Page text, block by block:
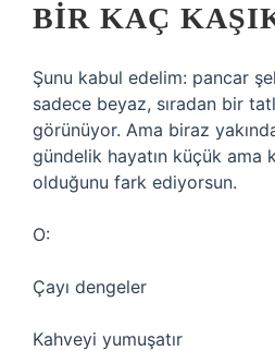
BIR KAÇ
Şunu kabul edelim: pancar
sadece beyaz, sıradan bir
görünüyor. Ama biraz
gündelik hayatın küçük ama
olduğunu fark ediyorsun.
O:
Çayı dengeler
Kahveyi yumuşatır